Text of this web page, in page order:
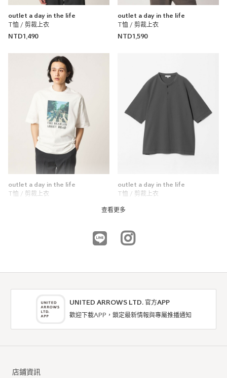
outlet a day in the life
T恤 / 剪裁上衣
NTD1,490
outlet a day in the life
T恤 / 剪裁上衣
NTD1,590
outlet a day in the life
T恤 / 剪裁上衣
outlet a day in the life
T恤 / 剪裁上衣
NTD1,590
NTD1,431
查看更多
UNITED ARROWS LTD. 官方APP
歡迎下載APP，鎖定最新情報與專屬推播通知
店鋪資訊